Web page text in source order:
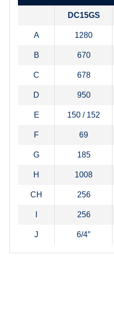
DC15GS
A 1280
B 670
C 678
D 950
E 150 / 152
F 69
G 185
H 1008
CH 256
256
J 6/4″